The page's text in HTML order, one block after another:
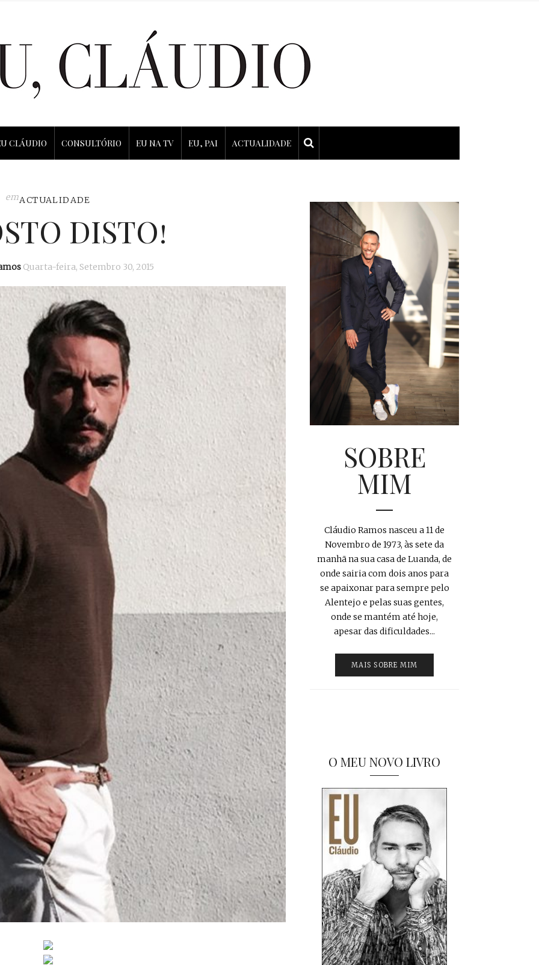
CLÁUDIO CONSULTÓRIO EU NA TV EU, PAI ACTUALIDADE
emACTUALIDADE
DISTO!
Quarta-feira, Setembro 30, 2015
SOBRE
MIM
Cláudio Ramos nasceu a 11 de
Novembro de 1973, às sete da
manhã na sua casa de Luanda, de
onde sairia com dois anos para
se apaixonar para sempre pelo
Alentejo e pelas suas gentes,
onde se mantém até hoje,
apesar das dificuldades...
MAIS SOBRE MIM
O MEU NOVO LIVRO